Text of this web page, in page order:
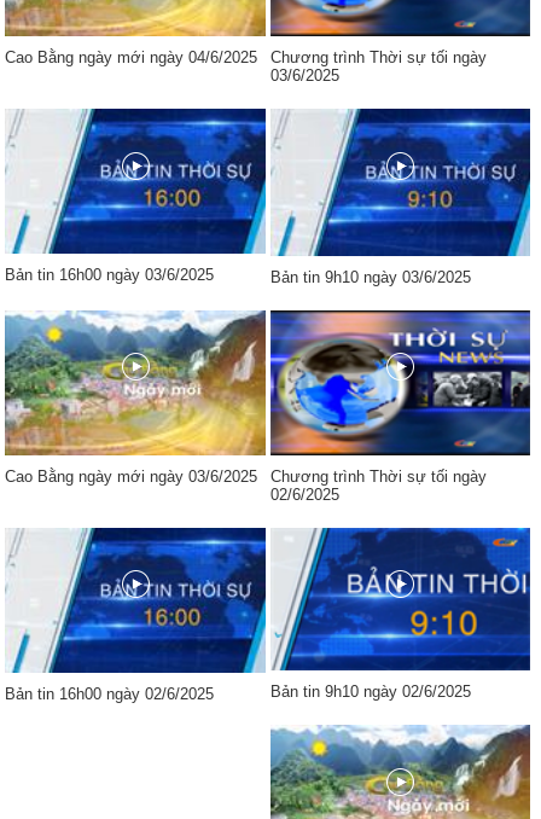
Cao Bằng ngày mới ngày 04/6/2025
Chương trình Thời sự tối ngày
03/6/2025
Bản tin 16h00 ngày 03/6/2025 Bản tin 9h10 ngày 03/6/2025
Cao Bằng ngày mới ngày 03/6/2025
Chương trình Thời sự tối ngày
02/6/2025
Bản tin 16h00 ngày 02/6/2025 Bản tin 9h10 ngày 02/6/2025